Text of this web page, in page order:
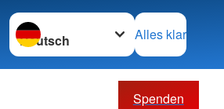
Sprache wechseln zu
Alles klar
Spenden